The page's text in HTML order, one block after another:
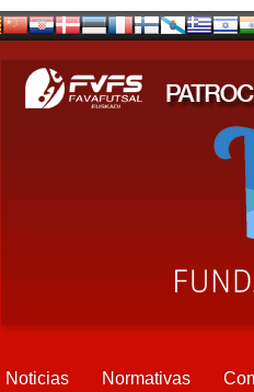
Noticias Normativas